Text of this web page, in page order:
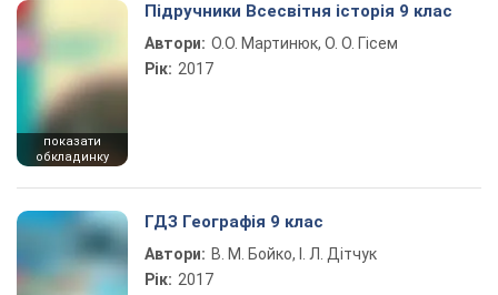
показати
обкладинку
Підручники Всесвітня історія 9 клас
Автори: О.О. Мартинюк, О. О. Гісем
Рік: 2017
ГДЗ Географія 9 клас
Автори: В. М. Бойко, І. Л. Дітчук
Рік: 2017